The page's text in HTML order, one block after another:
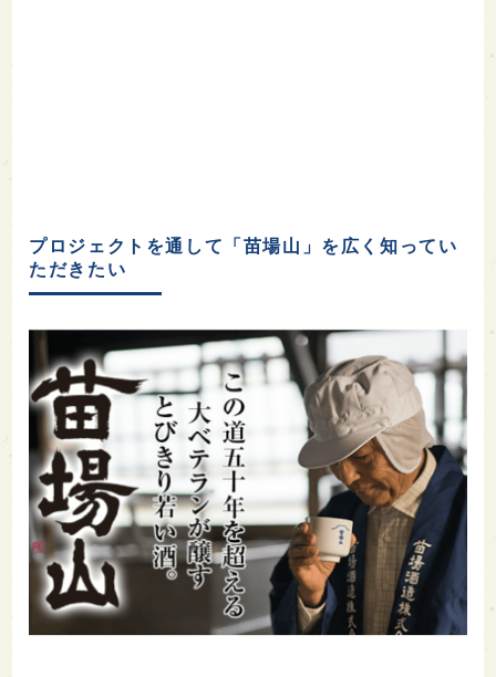
プロジェクトを通して「苗場山」を広く知ってい
ただきたい